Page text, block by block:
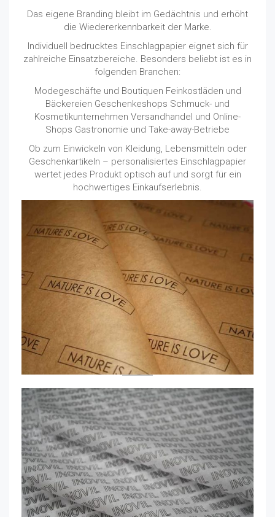
Das eigene Branding bleibt im Gedächtnis und erhöht
die Wiedererkennbarkeit der Marke.
Individuell bedrucktes Einschlagpapier eignet sich für
zahlreiche Einsatzbereiche. Besonders beliebt ist es in
folgenden Branchen:
Modegeschäfte und Boutiquen Feinkostläden und
Bäckereien Geschenkeshops Schmuck- und
Kosmetikunternehmen Versandhandel und Online-
Shops Gastronomie und Take-away-Betriebe
Ob zum Einwickeln von Kleidung, Lebensmitteln oder
Geschenkartikeln – personalisiertes Einschlagpapier
wertet jedes Produkt optisch auf und sorgt für ein
hochwertiges Einkaufserlebnis.